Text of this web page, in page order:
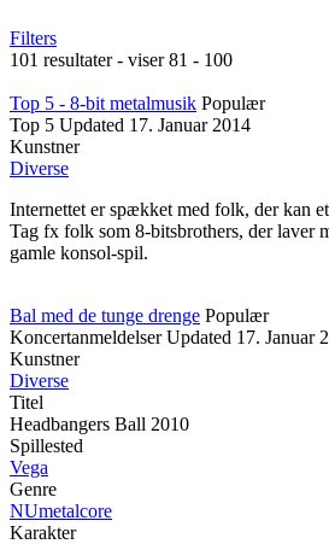
Filters
101 resultater - viser 81 - 100
Top 5 - 8-bit metalmusik Populær
Top 5 Updated 17. Januar 2014
Kunstner
Diverse
Internettet er spækket med folk, der kan
Tag fx folk som 8-bitsbrothers, der laver
gamle konsol-spil.
Bal med de tunge drenge Populær
Koncertanmeldelser Updated 17. Januar
Kunstner
Diverse
Titel
Headbangers Ball 2010
Spillested
Vega
Genre
NUmetalcore
Karakter